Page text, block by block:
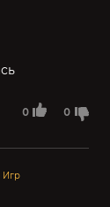
0 0
Игр